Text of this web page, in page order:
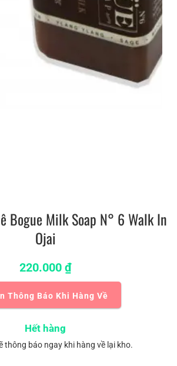
Bogue Milk Soap N° 6 Walk In
Ojai
220.000 ₫
Thông Báo Khi Hàng Về
Hết hàng
thông báo ngay khi hàng về lại kho.